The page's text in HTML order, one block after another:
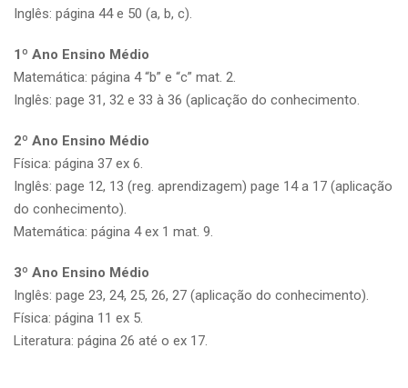
Inglês: página 44 e 50 (a, b, c).
1º Ano Ensino Médio
Matemática: página 4 “b” e “c” mat. 2.
Inglês: page 31, 32 e 33 à 36 (aplicação do conhecimento.
2º Ano Ensino Médio
Física: página 37 ex 6.
Inglês: page 12, 13 (reg. aprendizagem) page 14 a 17 (aplicação
do conhecimento).
Matemática: página 4 ex 1 mat. 9.
3º Ano Ensino Médio
Inglês: page 23, 24, 25, 26, 27 (aplicação do conhecimento).
Física: página 11 ex 5.
Literatura: página 26 até o ex 17.